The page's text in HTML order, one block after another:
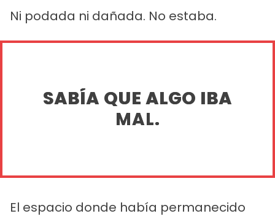
Ni podada ni dañada. No estaba.
SABÍA QUE ALGO IBA
MAL.
El espacio donde había permanecido